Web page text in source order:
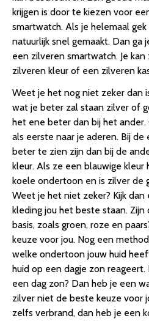
krijgen is door te kiezen voor
smartwatch. Als je helemaal
natuurlijk snel gemaakt. Dan ga
een zilveren smartwatch. Je
zilveren kleur of een zilveren
Weet je het nog niet zeker dan
wat je beter zal staan zilver of
het ene beter dan bij het ander.
als eerste naar je aderen. Bij
beter te zien zijn dan bij de
kleur. Als ze een blauwige
koele ondertoon en is zilver de
Weet je het niet zeker? Kijk
kleding jou het beste staan.
basis, zoals groen, roze en
keuze voor jou. Nog een
welke ondertoon jouw huid
huid op een dagje zon reageert.
een dag zon? Dan heb je een
zilver niet de beste keuze voor
zelfs verbrand, dan heb je een